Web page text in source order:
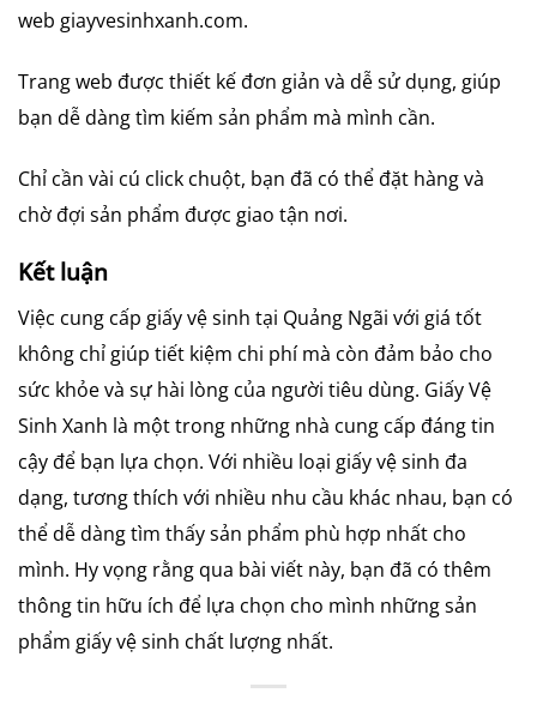
web giayvesinhxanh.com.
Trang web được thiết kế đơn giản và dễ sử dụng, giúp
bạn dễ dàng tìm kiếm sản phẩm mà mình cần.
Chỉ cần vài cú click chuột, bạn đã có thể đặt hàng và
chờ đợi sản phẩm được giao tận nơi.
Kết luận
Việc cung cấp giấy vệ sinh tại Quảng Ngãi với giá tốt
không chỉ giúp tiết kiệm chi phí mà còn đảm bảo cho
sức khỏe và sự hài lòng của người tiêu dùng. Giấy Vệ
Sinh Xanh là một trong những nhà cung cấp đáng tin
cậy để bạn lựa chọn. Với nhiều loại giấy vệ sinh đa
dạng, tương thích với nhiều nhu cầu khác nhau, bạn có
thể dễ dàng tìm thấy sản phẩm phù hợp nhất cho
mình. Hy vọng rằng qua bài viết này, bạn đã có thêm
thông tin hữu ích để lựa chọn cho mình những sản
phẩm giấy vệ sinh chất lượng nhất.